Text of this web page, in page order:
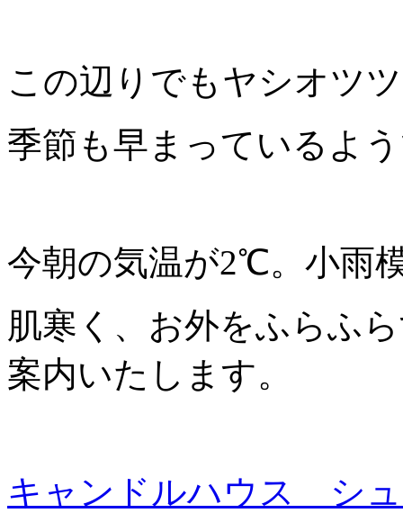
この辺りでもヤシオツ
季節も早まっているよ
今朝の気温が2℃。小雨
肌寒く、お外をふらふ
案内いたします。
キャンドルハウス シ